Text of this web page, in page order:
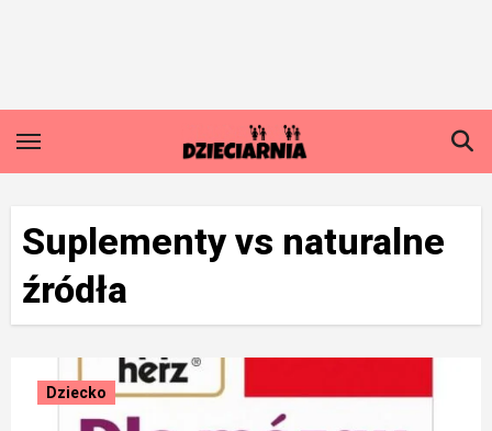
Suplementy vs naturalne
źródła
Dziecko